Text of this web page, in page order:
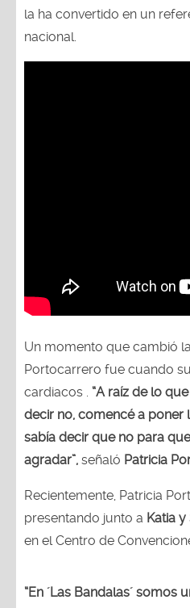
la ha convertido en un
nacional.
Un momento que cambió
Portocarrero fue cuando
cardiacos . “A raíz de lo
decir no, comencé a poner
sabía decir que no para
agradar”, señaló Patricia
Recientemente, Patricia
presentando junto a Katia y
en el Centro de
“En ´Las Bandalas´ somos